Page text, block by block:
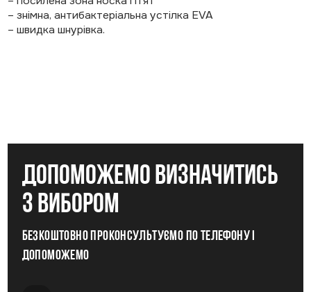
– знімна, антибактеріальна устілка EVA
– швидка шнурівка.
допоможемо визначитись
з вибором
Безкоштовно проконсультуємо по телефону і
допоможемо